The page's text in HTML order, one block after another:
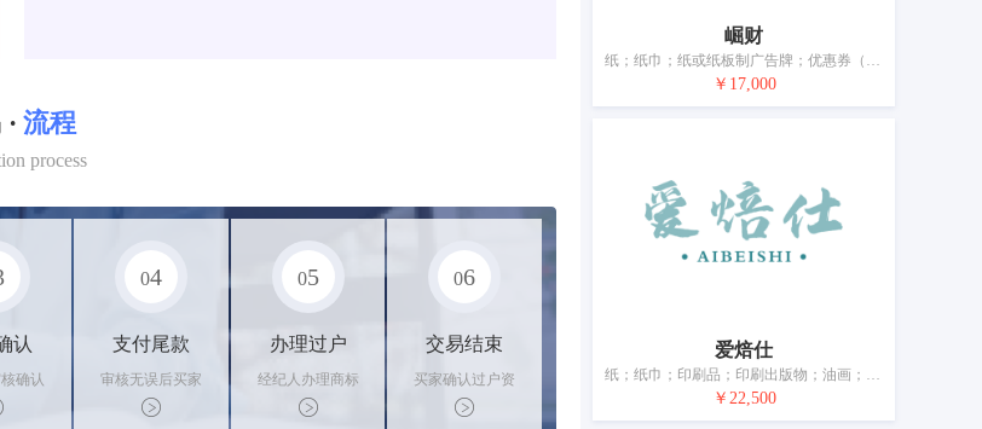
流程
process
认
确认
态
04
支付尾款
审核无误后买家
支付尾款，卖家
办理相关手续
05
办理过户
经纪人办理商标
转让手续，交付
相关证书
06
交易结束
买家确认过户资
料后，平台解冻
资金支付卖家
崛财
纸；纸巾；纸或纸板制广告牌；优惠券（印刷品）；印刷品；印刷出版物；图画；文具；书写工具；教学材料（仪器除外）
￥17,000
爱焙仕
纸；纸巾；印刷品；印刷出版物；油画；锡纸；文具；书写工具；绘画材料；速印机
￥22,500